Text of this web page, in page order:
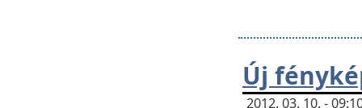
Új
2012. 03. 10. -